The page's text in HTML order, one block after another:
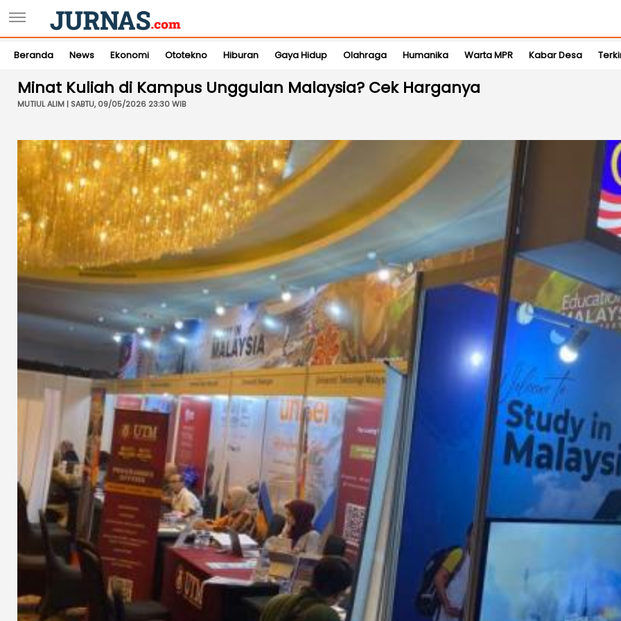
Beranda News Ekonomi Ototekno Hiburan Gaya Hidup Olahraga Humanika Warta MPR Kabar Desa
Minat Kuliah di Kampus Unggulan Malaysia? Cek Harganya
MUTIUL ALIM | SABTU, 09/05/2026 23:30 WIB